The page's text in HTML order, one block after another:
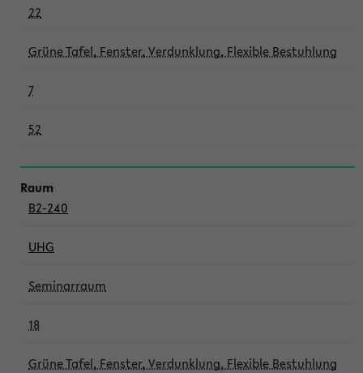
22
Grüne Tafel, Fenster, Verdunklung, Flexible Bestuhlung
7
52
B2-240
UHG
Seminarraum
18
Grüne Tafel, Fenster, Verdunklung, Flexible Bestuhlung